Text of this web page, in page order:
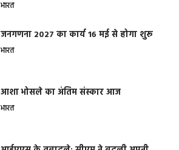
भारत
जनगणना 2027 का कार्य 16 मई से होगा शुरू
भारत
आशा भोसले का अंतिम संस्कार आज
भारत